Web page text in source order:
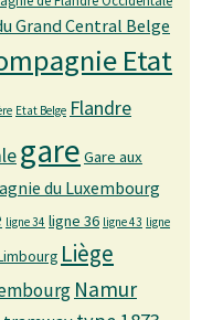
Grand Central Belge
Etat
Etat Belge Flandre
gare Gare aux
du Luxembourg
ligne 34 ligne 36 ligne 43 ligne
Liège
Namur